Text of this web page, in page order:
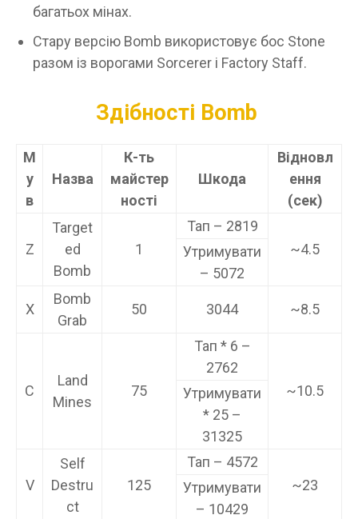
багатьох мінах.
Стару версію Bomb використовує бос Stone
разом із ворогами Sorcerer і Factory Staff.
Здібності Bomb
М
у
в
Назва
К-ть
майстер
ності
Шкода
Відновл
ення
(сек)
Z
Target
ed
Bomb
1
Тап – 2819
~4.5
Утримувати
– 5072
X
Bomb
Grab
50 3044 ~8.5
C
Land
Mines
75
Тап * 6 –
2762
~10.5
Утримувати
* 25 –
31325
V
Self
Destru
ct
125
Тап – 4572
~23
Утримувати
– 10429